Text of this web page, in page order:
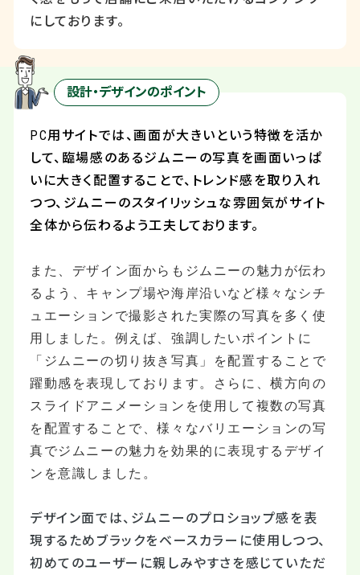
にしております。
設計・デザインのポイント
PC用サイトでは、画面が大きいという特徴を活か
して、臨場感のあるジムニーの写真を画面いっぱ
いに大きく配置することで、トレンド感を取り入れ
つつ、ジムニーのスタイリッシュな雰囲気がサイト
全体から伝わるよう工夫しております。
また、デザイン面からもジムニーの魅力が伝わ
るよう、キャンプ場や海岸沿いなど様々なシチ
ュエーションで撮影された実際の写真を多く使
用しました。例えば、強調したいポイントに
「ジムニーの切り抜き写真」を配置することで
躍動感を表現しております。さらに、横方向の
スライドアニメーションを使用して複数の写真
を配置することで、様々なバリエーションの写
真でジムニーの魅力を効果的に表現するデザイ
ンを意識しました。
デザイン面では、ジムニーのプロショップ感を表
現するためブラックをベースカラーに使用しつつ、
初めてのユーザーに親しみやすさを感じていただ